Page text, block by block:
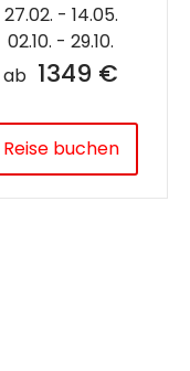
27.02. - 14.05.
02.10. - 29.10.
ab 1349 €
Reise buchen